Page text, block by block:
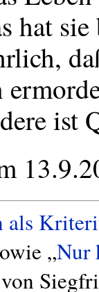
hat
ist
als
„Nur